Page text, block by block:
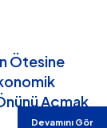
Devamını Gör
Ötesine
Açmak